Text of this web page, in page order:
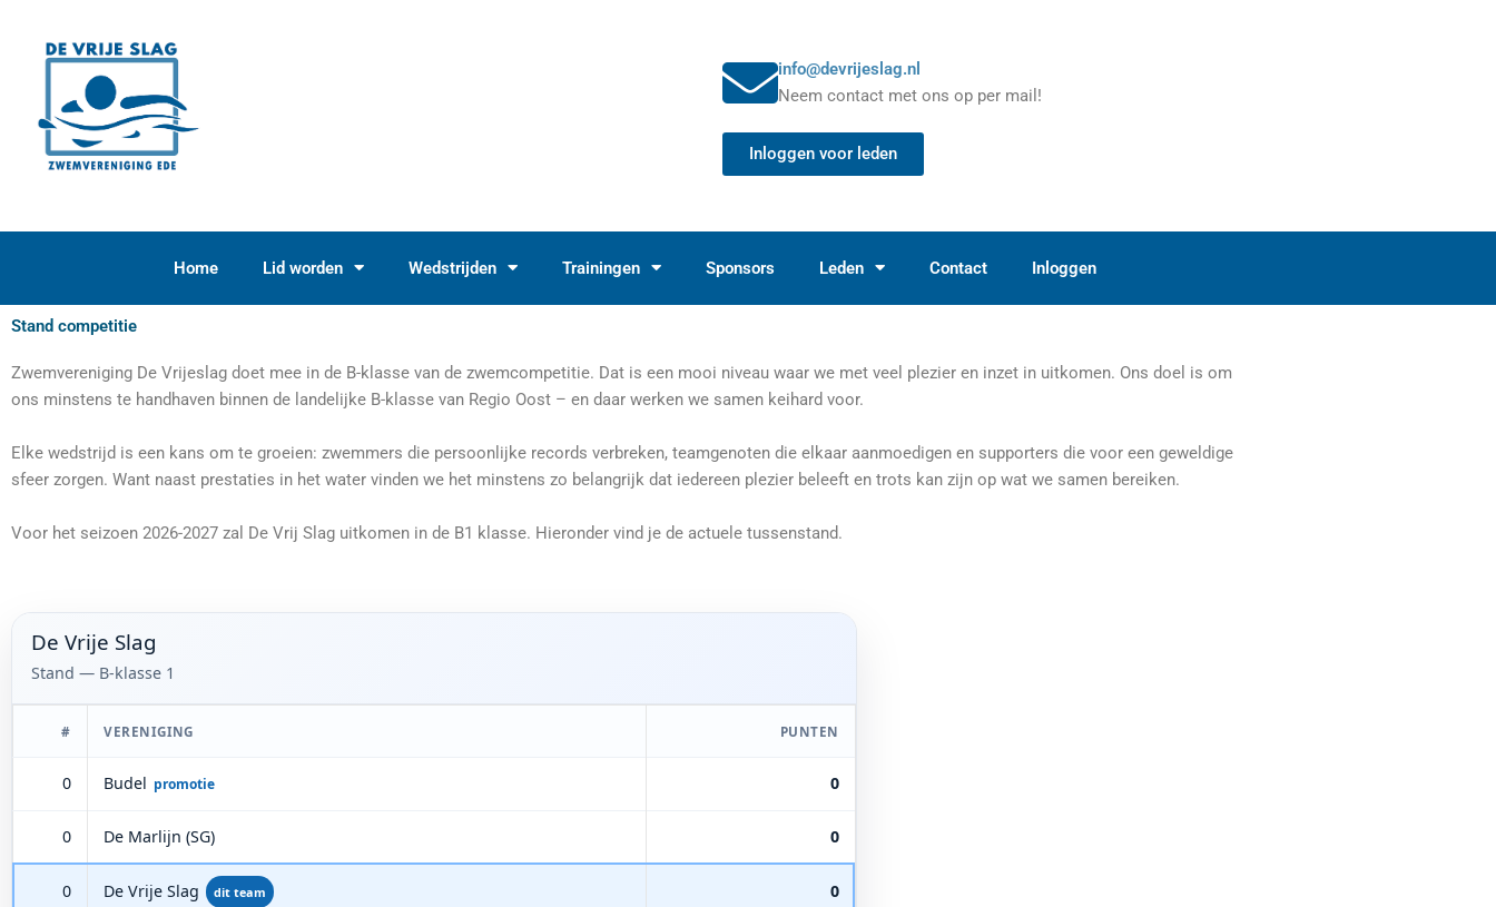
info@devrijeslag.nl
Neem contact met ons op per mail!
Inloggen voor leden
Home Lid worden Wedstrijden Trainingen Sponsors Leden Contact Inloggen
Stand competitie
Zwemvereniging De Vrijeslag doet mee in de B-klasse van de zwemcompetitie. Dat is een mooi niveau waar we met veel plezier en inzet in uitkomen. Ons doel is om
ons minstens te handhaven binnen de landelijke B-klasse van Regio Oost – en daar werken we samen keihard voor.
Elke wedstrijd is een kans om te groeien: zwemmers die persoonlijke records verbreken, teamgenoten die elkaar aanmoedigen en supporters die voor een geweldige
sfeer zorgen. Want naast prestaties in het water vinden we het minstens zo belangrijk dat iedereen plezier beleeft en trots kan zijn op wat we samen bereiken.
Voor het seizoen 2026-2027 zal De Vrij Slag uitkomen in de B1 klasse. Hieronder vind je de actuele tussenstand.
De Vrije Slag
Stand — B-klasse 1
# VERENIGING PUNTEN
0 Budel promotie 0
0 De Marlijn (SG) 0
0 De Vrije Slag dit team 0